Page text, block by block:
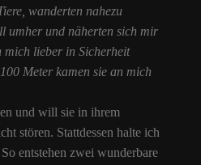
wanderten nahezu
umher und näherten sich mir
mich lieber in Sicherheit
Meter kamen sie an mich
und will sie in ihrem
stören. Stattdessen halte ich
entstehen zwei wunderbare